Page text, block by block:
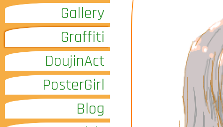
Gallery
Graffiti
DoujinAct
PosterGirl
Blog